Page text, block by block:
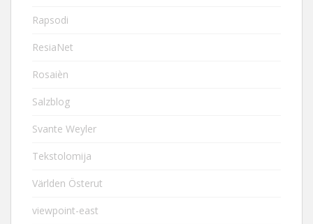
Rapsodi
ResiaNet
Rosaièn
Salzblog
Svante Weyler
Tekstolomija
Världen Österut
viewpoint-east